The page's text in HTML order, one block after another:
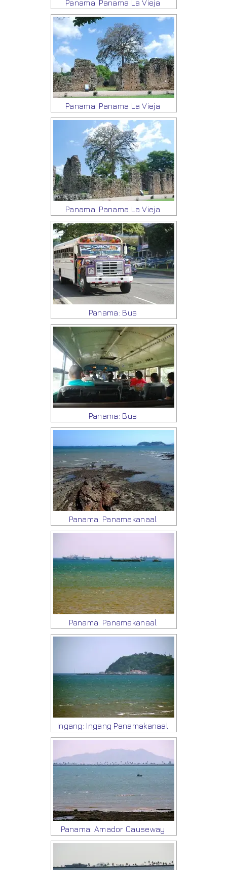
Panama: Panama La Vieja
Panama: Panama La Vieja
Panama: Panama La Vieja
Panama: Bus
Panama: Bus
Panama: Panamakanaal
Panama: Panamakanaal
Ingang: Ingang Panamakanaal
Panama: Amador Causeway